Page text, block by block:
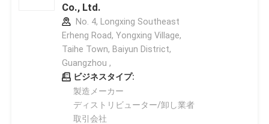
Co., Ltd.
No. 4, Longxing Southeast
Erheng Road, Yongxing Village,
Taihe Town, Baiyun District,
Guangzhou ,
ビジネスタイプ:
製造メーカー
ディストリビューター/卸し業者
取引会社